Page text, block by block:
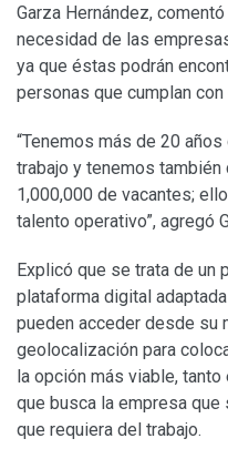
Garza Hernández,
necesidad de las
ya que éstas podrán
personas que cumplan
“Tenemos más de 20
trabajo y tenemos
1,000,000 de vacantes;
talento operativo”, agregó
Explicó que se trata de un
plataforma digital
pueden acceder desde su
geolocalización para
la opción más viable,
que busca la empresa
que requiera del trabajo.